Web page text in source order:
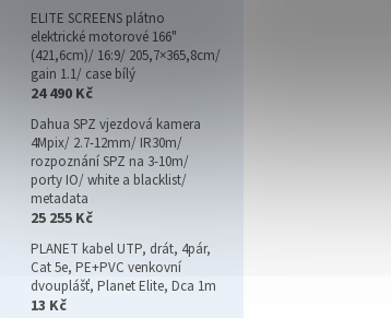
ELITE SCREENS plátno
elektrické motorové 166"
(421,6cm)/ 16:9/ 205,7×365,8cm/
gain 1.1/ case bílý
24 490 Kč
Dahua SPZ vjezdová kamera
4Mpix/ 2.7-12mm/ IR30m/
rozpoznání SPZ na 3-10m/
porty IO/ white a blacklist/
metadata
25 255 Kč
PLANET kabel UTP, drát, 4pár,
Cat 5e, PE+PVC venkovní
dvouplášť, Planet Elite, Dca 1m
13 Kč